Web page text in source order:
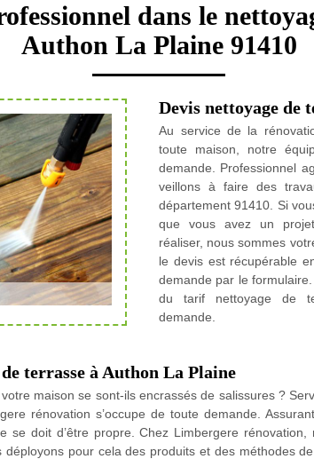
dans le
Authon La Plaine 91410
Devis nettoyage de
Au service de la
toute maison, notre
demande. Professionnel
veillons à faire des
département 91410. Si
que vous avez un
réaliser, nous sommes
le devis est récupérable
demande par le
du tarif nettoyage de
demande.
terrasse à Authon La Plaine
maison se sont-ils encrassés de salissures ?
rénovation s’occupe de toute demande.
se doit d’être propre. Chez Limbergere rénovation,
déployons pour cela des produits et des méthodes